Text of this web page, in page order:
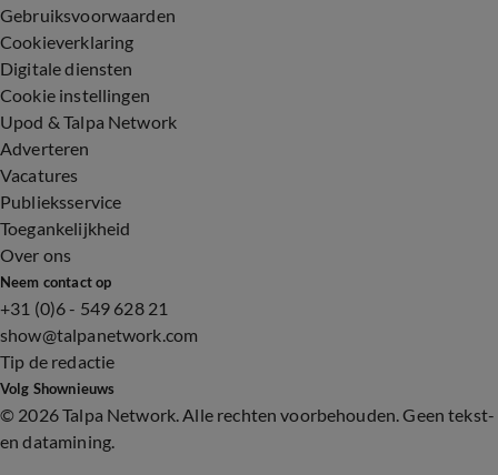
Gebruiksvoorwaarden
Cookieverklaring
Digitale diensten
Cookie instellingen
Upod & Talpa Network
Adverteren
Vacatures
Publieksservice
Toegankelijkheid
Over ons
Neem contact op
+31 (0)6 - 549 628 21
show@talpanetwork.com
Tip de redactie
Volg Shownieuws
© 2026 Talpa Network. Alle rechten voorbehouden. Geen tekst-
en datamining.